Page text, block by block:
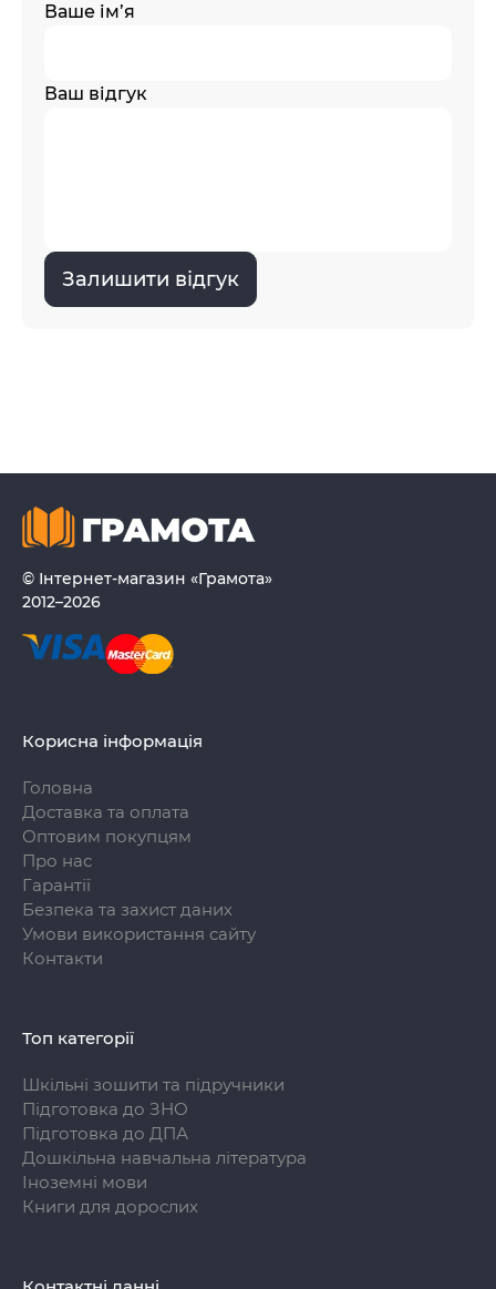
Ваше ім’я
Ваш відгук
Залишити відгук
© Інтернет-магазин «Грамота»
2012–2026
Корисна інформація
Головна
Доставка та оплата
Оптовим покупцям
Про нас
Гарантії
Безпека та захист даних
Умови використання сайту
Контакти
Топ категорії
Шкільні зошити та підручники
Підготовка до ЗНО
Підготовка до ДПА
Дошкільна навчальна література
Іноземні мови
Книги для дорослих